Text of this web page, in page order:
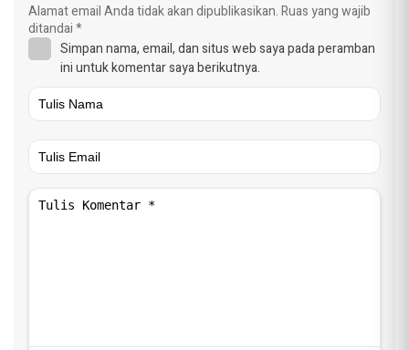
Alamat email Anda tidak akan dipublikasikan.Ruas yang wajib
ditandai*
Simpan nama, email, dan situs web saya pada peramban
ini untuk komentar saya berikutnya.